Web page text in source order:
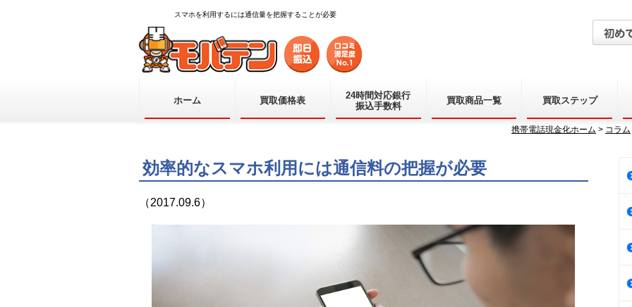
スマホを利用するには通信量を把握することが必要
ホーム 買取価格表
24時間対応銀行
振込手数料
買取商品一覧 買取ステップ
携帯電話現金化ホーム > コラム
効率的なスマホ利用には通信料の把握が必要
（2017.09.6）